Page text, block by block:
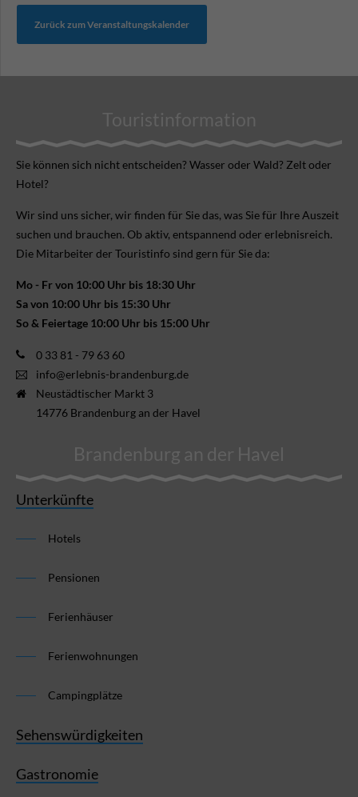
Zurück zum Veranstaltungskalender
Touristinformation
Sie können sich nicht ent­scheiden? Wasser oder Wald? Zelt oder
Hotel?
Wir sind uns sicher, wir finden für Sie das, was Sie für Ihre Aus­zeit
suchen und brauchen. Ob aktiv, ent­spannend oder erlebnis­reich.
Die Mitarbeiter der Touristinfo sind gern für Sie da:
Mo - Fr von 10:00 Uhr bis 18:30 Uhr
Sa von 10:00 Uhr bis 15:30 Uhr
So & Feiertage 10:00 Uhr bis 15:00 Uhr
0 33 81 - 79 63 60
info@erlebnis-brandenburg.de
Neustädtischer Markt 3
14776 Brandenburg an der Havel
Brandenburg an der Havel
Unterkünfte
Hotels
Pensionen
Ferienhäuser
Ferienwohnungen
Campingplätze
Sehenswürdigkeiten
Gastronomie